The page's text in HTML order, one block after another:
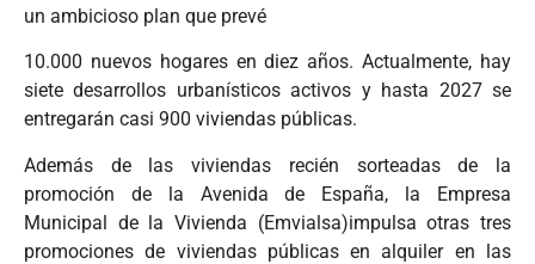
un ambicioso plan que prevé
10.000 nuevos hogares en diez años. Actualmente, hay
siete desarrollos urbanísticos activos y hasta 2027 se
entregarán casi 900 viviendas públicas.
Además de las viviendas recién sorteadas de la
promoción de la Avenida de España, la Empresa
Municipal de la Vivienda (Emvialsa)impulsa otras tres
promociones de viviendas públicas en alquiler en las